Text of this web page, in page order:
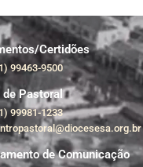
Certidões
99463-9500
de Pastoral
99981-1233
de Comunicação